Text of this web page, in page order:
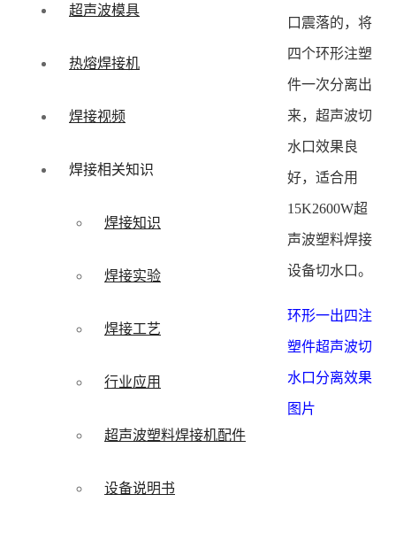
超声波模具
热熔焊接机
焊接视频
焊接相关知识
焊接知识
焊接实验
焊接工艺
行业应用
超声波塑料焊接机配件
设备说明书
口震落的，将
四个环形注塑
件一次分离出
来，超声波切
水口效果良
好，适合用
15K2600W超
声波塑料焊接
设备切水口。
环形一出四注
塑件超声波切
水口分离效果
图片